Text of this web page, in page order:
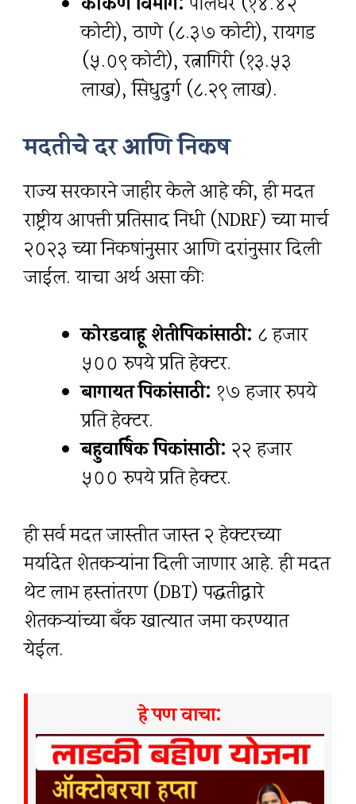
कोटी), ठाणे (८.३७ कोटी), रायगड
(५.०९ कोटी), रत्नागिरी (१३.५३
लाख), सिंधुदुर्ग (८.२९ लाख).
मदतीचे दर आणि निकष
राज्य सरकारने जाहीर केले आहे की, ही मदत
राष्ट्रीय आपत्ती प्रतिसाद निधी (NDRF) च्या मार्च
२०२३ च्या निकषांनुसार आणि दरांनुसार दिली
जाईल. याचा अर्थ असा की:
कोरडवाहू शेतीपिकांसाठी: ८ हजार
५०० रुपये प्रति हेक्टर.
बागायत पिकांसाठी: १७ हजार रुपये
प्रति हेक्टर.
बहुवार्षिक पिकांसाठी: २२ हजार
५०० रुपये प्रति हेक्टर.
ही सर्व मदत जास्तीत जास्त २ हेक्टरच्या
मर्यादेत शेतकऱ्यांना दिली जाणार आहे. ही मदत
थेट लाभ हस्तांतरण (DBT) पद्धतीद्वारे
शेतकऱ्यांच्या बँक खात्यात जमा करण्यात
येईल.
हे पण वाचा: